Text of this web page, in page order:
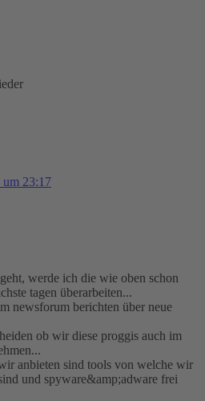
um 23:17
werde ich die wie oben schon
tagen überarbeiten...
newsforum berichten über neue
ob wir diese proggis auch im
anbieten sind tools von welche wir
und spyware&amp;adware frei